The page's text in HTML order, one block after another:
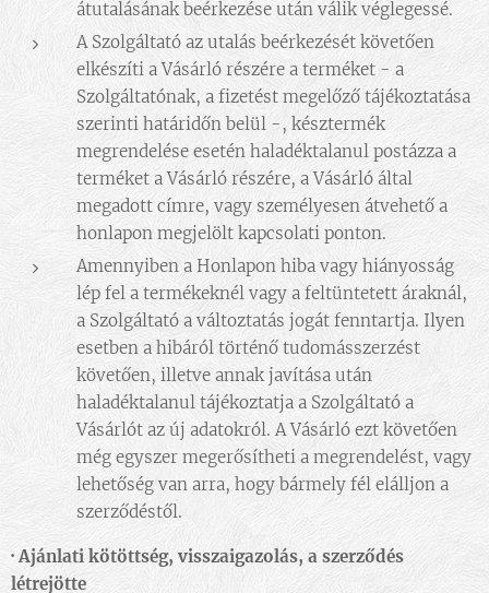
átutalásának beérkezése után válik véglegessé.
A Szolgáltató az utalás beérkezését követően
elkészíti a Vásárló részére a terméket - a
Szolgáltatónak, a fizetést megelőző tájékoztatása
szerinti határidőn belül -, késztermék
megrendelése esetén haladéktalanul postázza a
terméket a Vásárló részére, a Vásárló által
megadott címre, vagy személyesen átvehető a
honlapon megjelölt kapcsolati ponton.
Amennyiben a Honlapon hiba vagy hiányosság
lép fel a termékeknél vagy a feltüntetett áraknál,
a Szolgáltató a változtatás jogát fenntartja. Ilyen
esetben a hibáról történő tudomásszerzést
követően, illetve annak javítása után
haladéktalanul tájékoztatja a Szolgáltató a
Vásárlót az új adatokról. A Vásárló ezt követően
még egyszer megerősítheti a megrendelést, vagy
lehetőség van arra, hogy bármely fél elálljon a
szerződéstől.
·Ajánlati kötöttség, visszaigazolás, a szerződés
létrejötte